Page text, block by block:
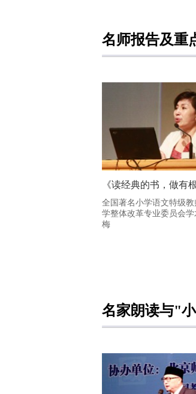
名师报告及重
《读经典的书，做有
全国著名小学语文特级
学整体改革专业委员会
梅
名家朗读与"